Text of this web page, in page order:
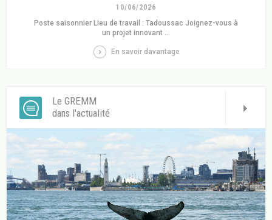
10/06/2026
Poste saisonnier Lieu de travail : Tadoussac Joignez-vous à
un projet innovant ...
En savoir davantage
Le GREMM
dans l'actualité